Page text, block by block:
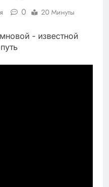
0 20 Минуты